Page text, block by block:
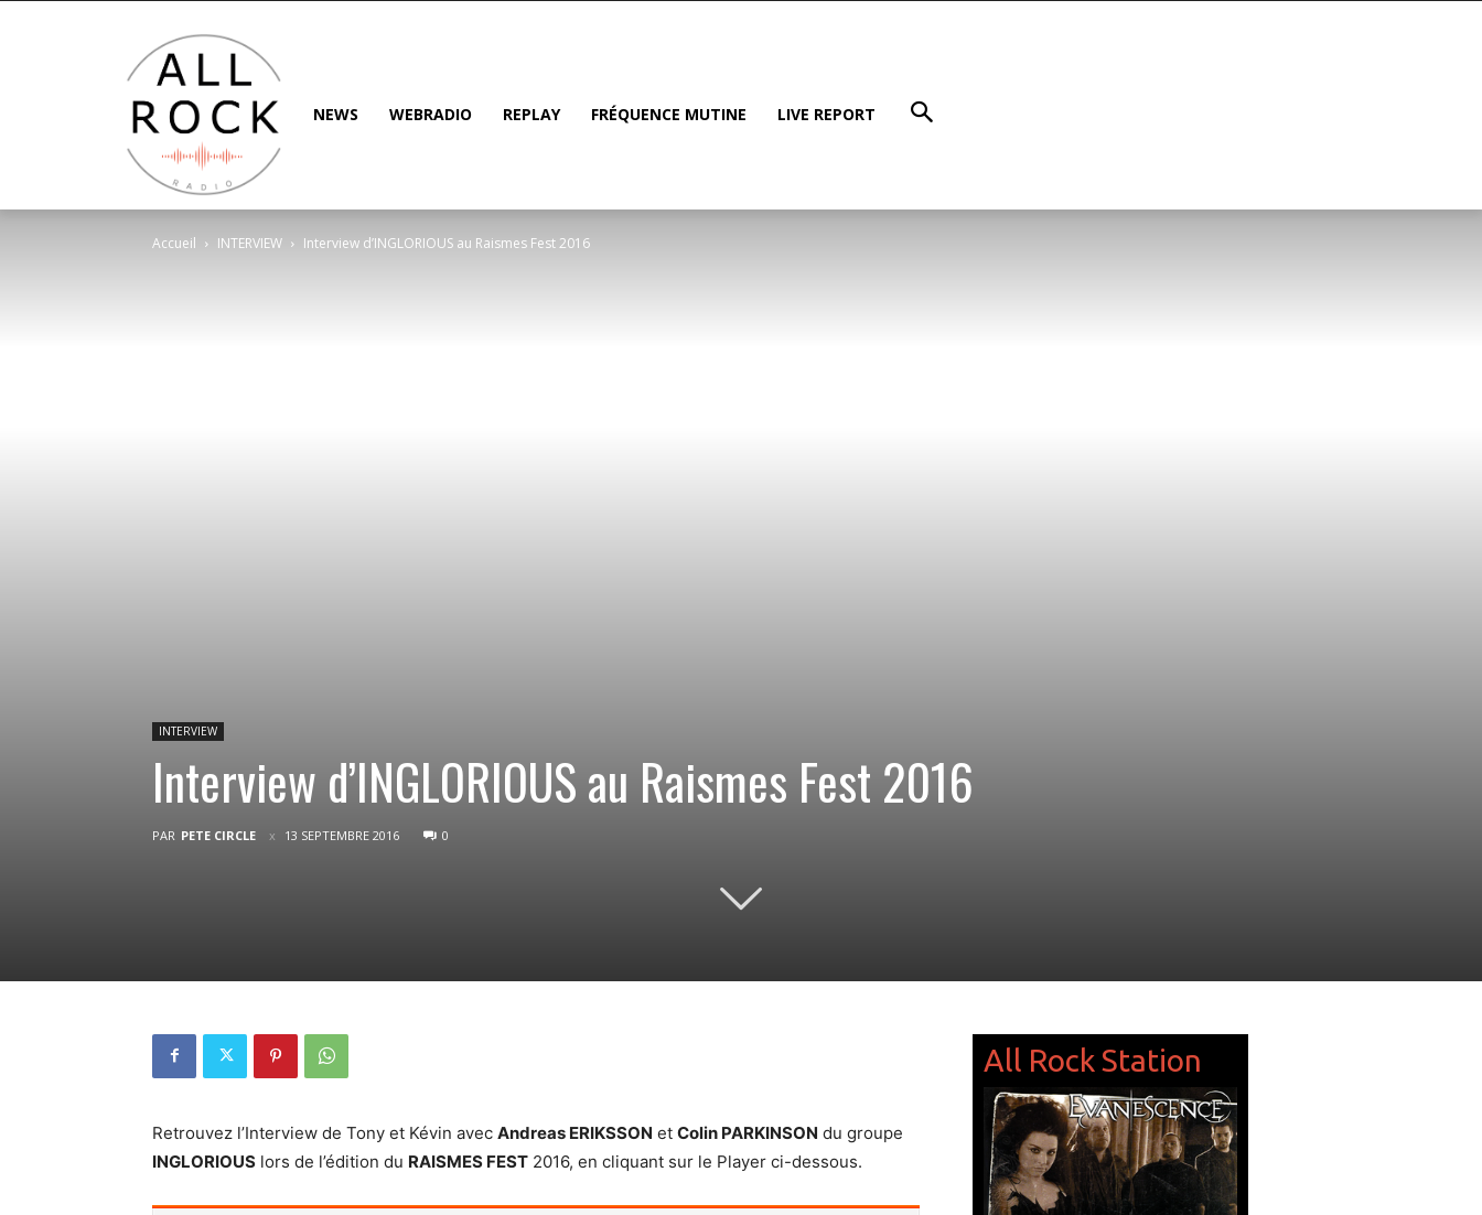
NEWS WEBRADIO REPLAY FRÉQUENCE MUTINE LIVE REPORT
Accueil INTERVIEW Interview d’INGLORIOUS au Raismes Fest 2016
INTERVIEW
Interview d’INGLORIOUS au Raismes Fest 2016
PAR PETE CIRCLE 13 SEPTEMBRE 2016 0
Retrouvez l’Interview de Tony et Kévin avec Andreas ERIKSSON et Colin PARKINSON du groupe
INGLORIOUS lors de l’édition du RAISMES FEST 2016, en cliquant sur le Player ci-dessous.